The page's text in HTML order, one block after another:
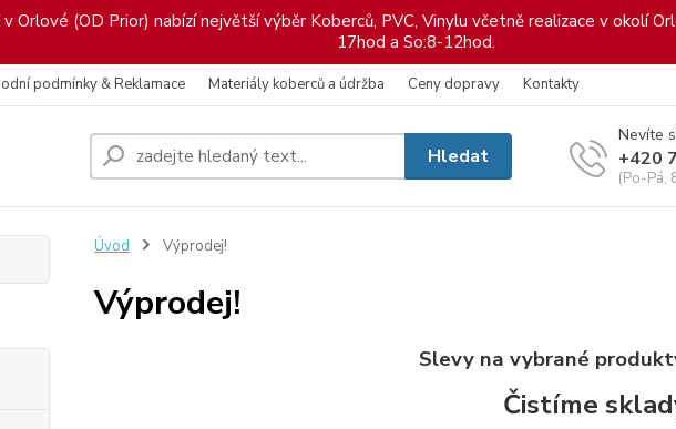
Orlové (OD Prior) nabízí největší výběr Koberců, PVC, Vinylu včetně realizace v okolí
17hod a So:8-12hod.
podmínky & Reklamace Materiály koberců a údržba Ceny dopravy Kontakty
Hledat
Nevíte
+420
(Po-Pá,
Úvod Výprodej!
Výprodej!
Slevy na vybrané
Čistíme